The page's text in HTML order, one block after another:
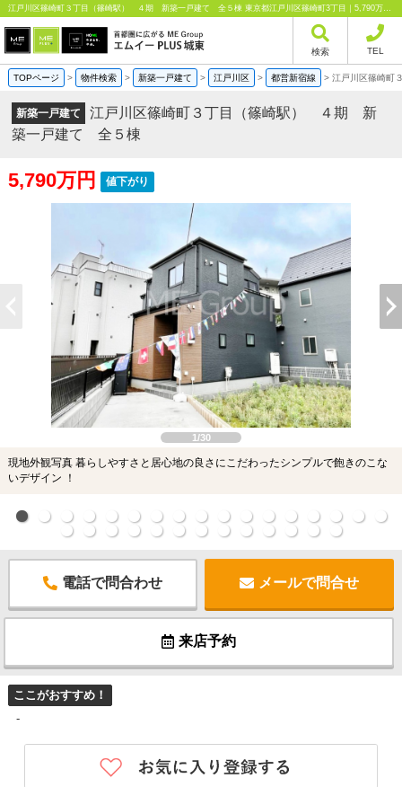
江戸川区篠崎町３丁目（篠崎駅） ４期 新築一戸建て 全５棟 東京都江戸川区篠崎町3丁目｜5,790万円の新築一戸建て｜分譲住宅や新築物件｜エムイーPLUS城東株式会社
検索 TEL
TOPページ > 物件検索 > 新築一戸建て > 江戸川区 > 都営新宿線 > 江戸川区篠崎
新築一戸建て
江戸川区篠崎町３丁目（篠崎駅） ４期 新
築一戸建て 全５棟
5,790万円 値下がり
1/30
現地外観写真 暮らしやすさと居心地の良さにこだわったシンプルで飽きのこな
いデザイン ！
電話で問合わせ メールで問合せ
来店予約
ここがおすすめ！
-